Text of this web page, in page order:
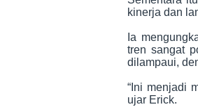
kinerja dan
Ia
tren sangat
dilampaui,
“Ini menjadi
ujar Erick.